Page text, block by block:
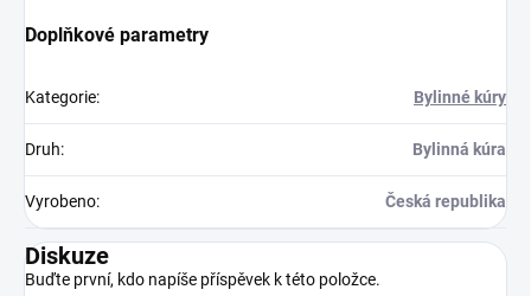
Doplňkové parametry
Kategorie: Bylinné kúry
Druh: Bylinná kúra
Vyrobeno: Česká republika
Diskuze
Buďte první, kdo napíše příspěvek k této položce.